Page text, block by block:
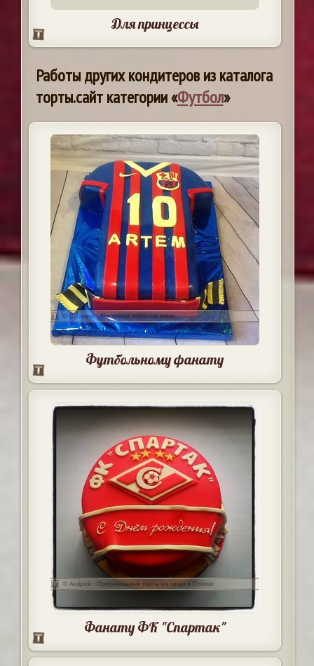
Для принцессы
Работы других кондитеров из каталога
торты.сайт категории «Футбол»
Футбольному фанату
Фанату ФК "Спартак"